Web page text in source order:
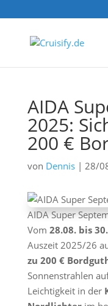
AIDA
2025:
200 €
von Dennis| 28/
AIDA Super
Vom 28.08. bis
Auszeit 2025/26
zu 200 €
Sonnenstrahlen
Leichtigkeit in der